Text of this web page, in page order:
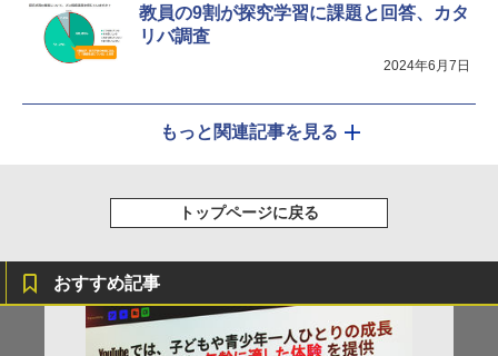
教員の9割が探究学習に課題と回答、カタ
リバ調査
2024年6月7日
もっと関連記事を見る
トップページに戻る
おすすめ記事